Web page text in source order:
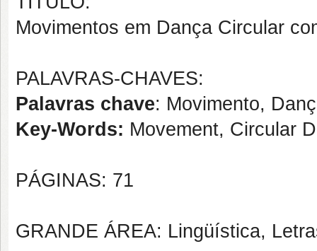
Movimentos em Dança Circular
PALAVRAS-CHAVES:
Palavras chave: Movimento,
Key-Words: Movement, Circular
PÁGINAS: 71
GRANDE ÁREA: Lingüística,